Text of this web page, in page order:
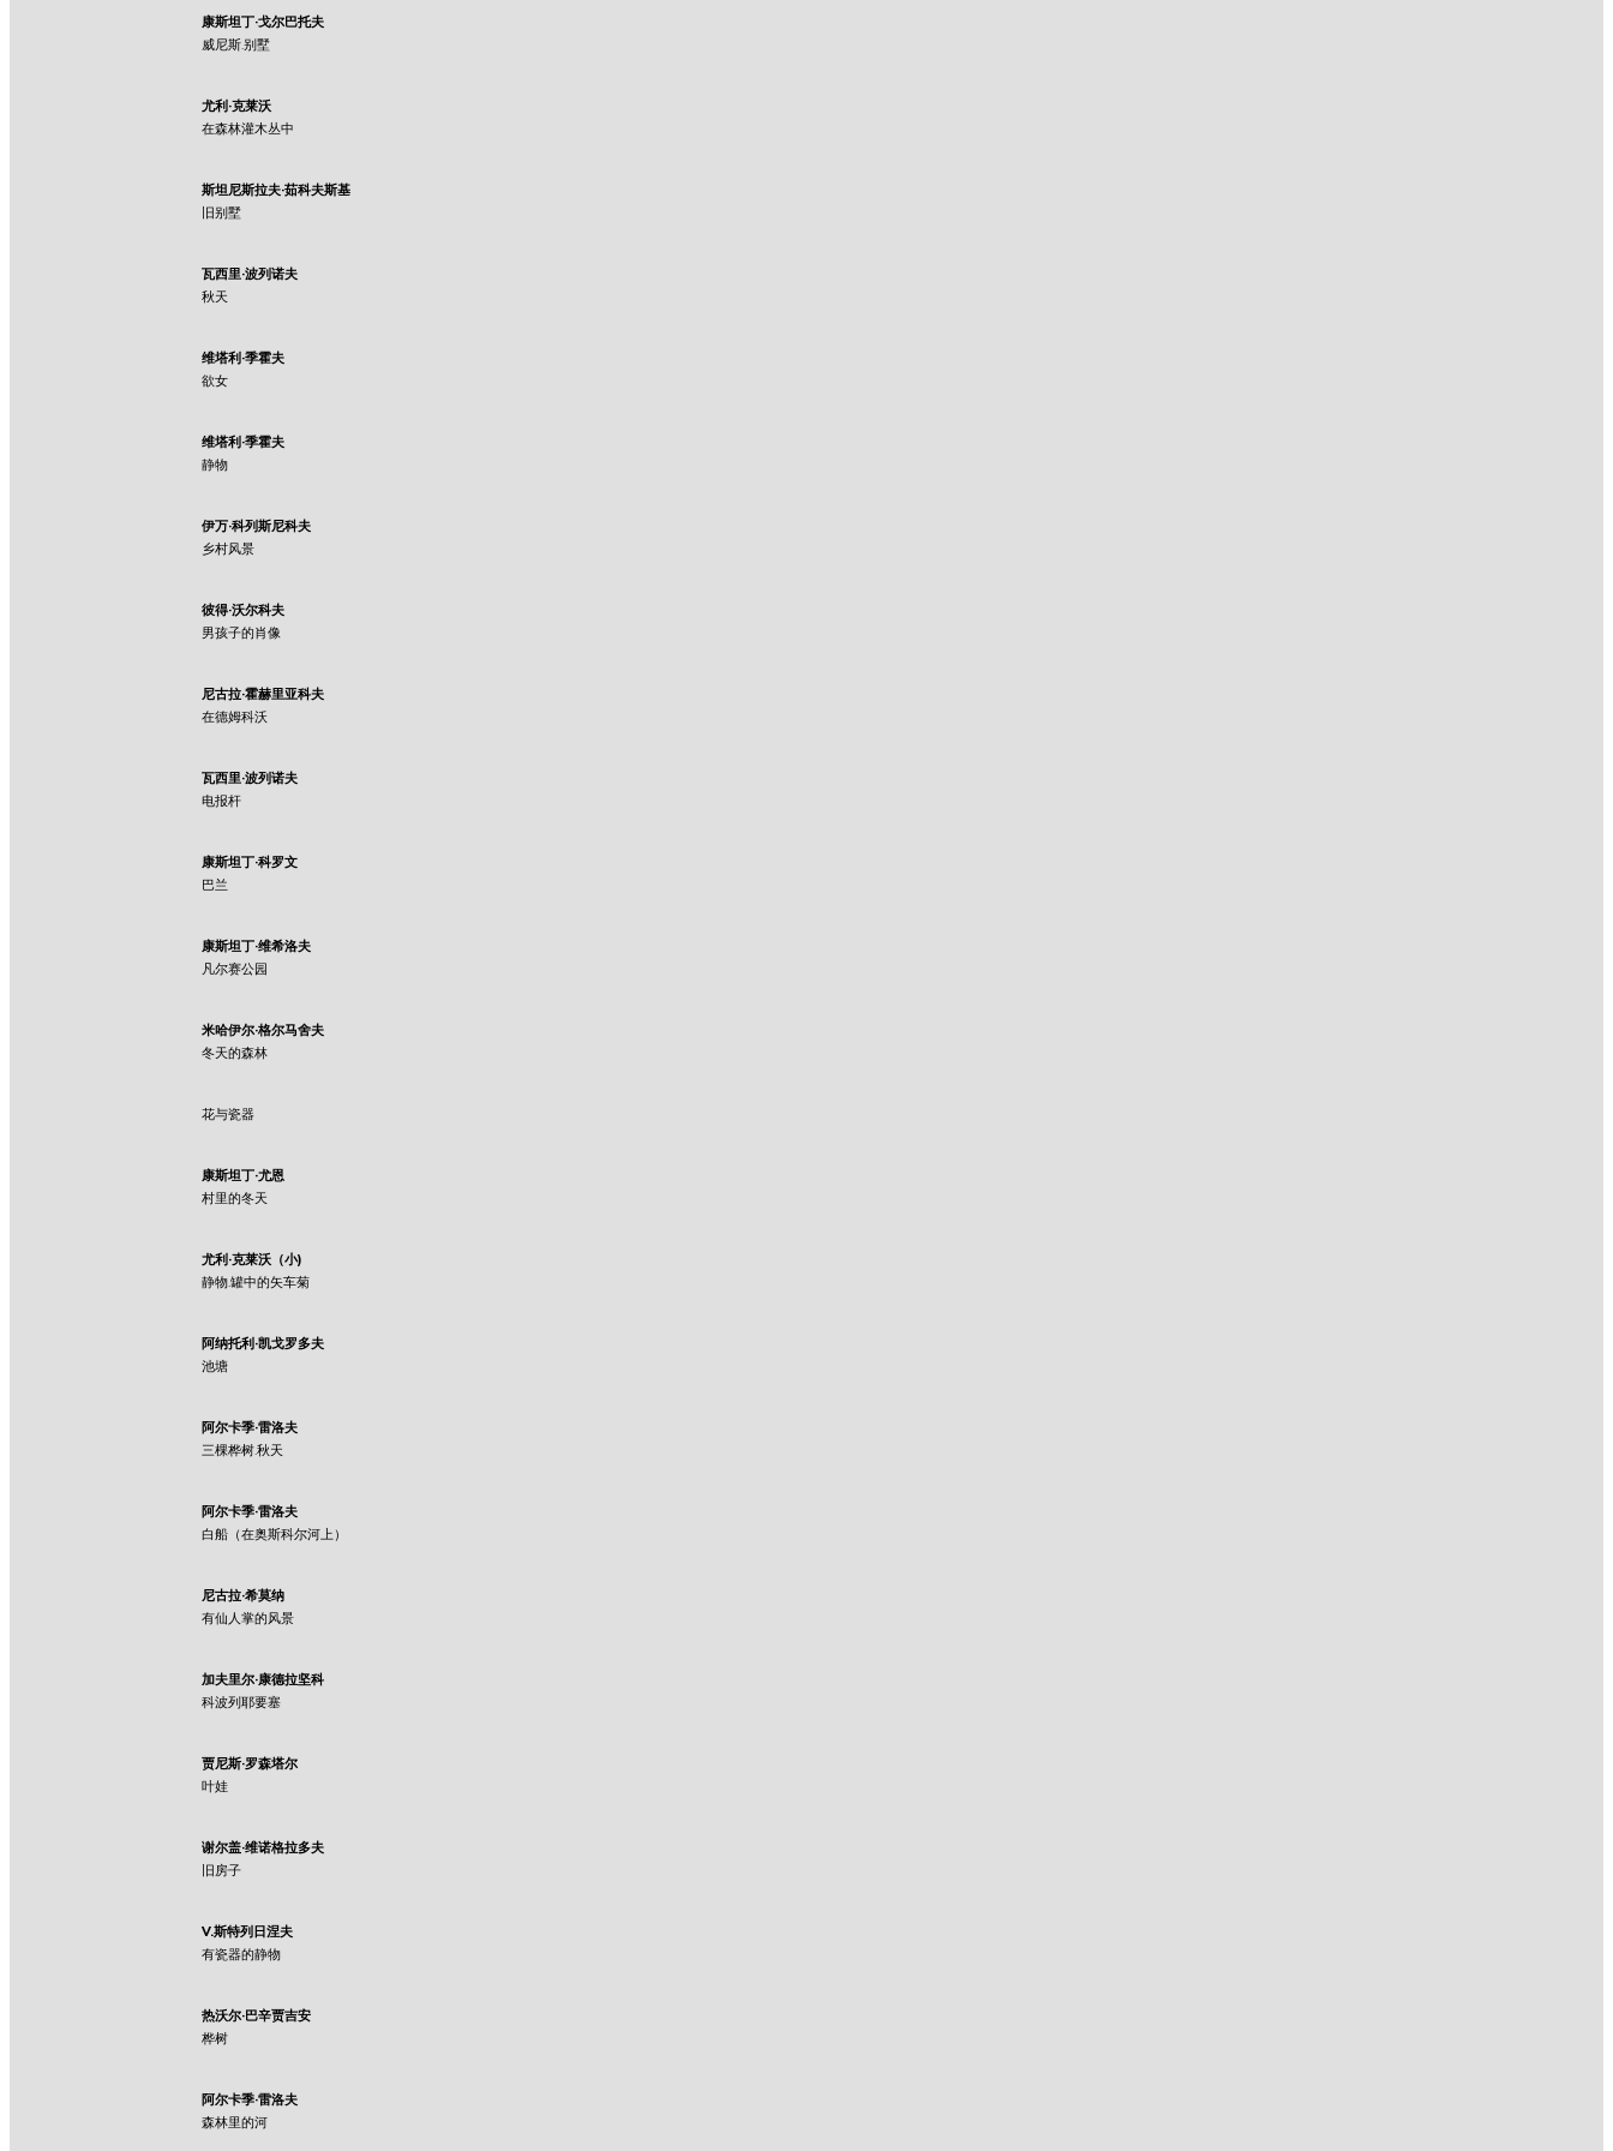
康斯坦丁·戈尔巴托夫
威尼斯.别墅
尤利·克莱沃
在森林灌木丛中
斯坦尼斯拉夫·茹科夫斯基
旧别墅
瓦西里·波列诺夫
秋天
维塔利·季霍夫
欲女
维塔利·季霍夫
静物
伊万·科列斯尼科夫
乡村风景
彼得·沃尔科夫
男孩子的肖像
尼古拉·霍赫里亚科夫
在德姆科沃
瓦西里·波列诺夫
电报杆
康斯坦丁·科罗文
巴兰
康斯坦丁·维希洛夫
凡尔赛公园
米哈伊尔·格尔马舍夫
冬天的森林
花与瓷器
康斯坦丁·尤恩
村里的冬天
尤利·克莱沃（小)
静物.罐中的矢车菊
阿纳托利·凯戈罗多夫
池塘
阿尔卡季·雷洛夫
三棵桦树.秋天
阿尔卡季·雷洛夫
白船（在奥斯科尔河上）
尼古拉·希莫纳
有仙人掌的风景
加夫里尔·康德拉坚科
科波列耶要塞
贾尼斯·罗森塔尔
叶娃
谢尔盖·维诺格拉多夫
旧房子
V.斯特列日涅夫
有瓷器的静物
热沃尔·巴辛贾吉安
桦树
阿尔卡季·雷洛夫
森林里的河